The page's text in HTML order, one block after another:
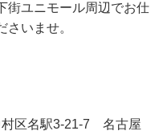
街ユニモール周辺でお仕
いませ。
区名駅3-21-7 名古屋